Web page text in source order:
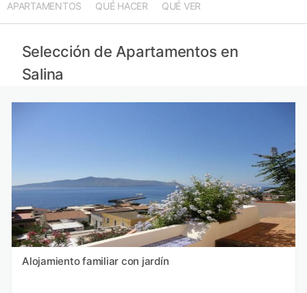
APARTAMENTOS QUÉ HACER QUÉ VER
Selección de Apartamentos en
Salina
Alojamiento familiar con jardín